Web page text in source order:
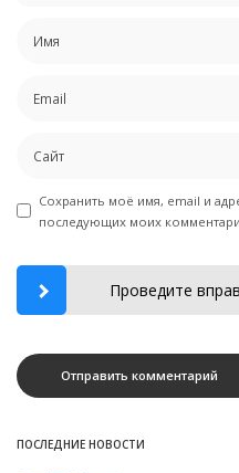
Сохранить моё имя, email и
последующих моих
Проведите
ПОСЛЕДНИЕ НОВОСТИ